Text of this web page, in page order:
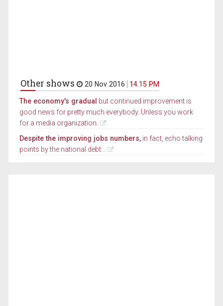
Other shows 20 Nov 2016 14.15 PM
The economy's gradual but continued improvement is
good news for pretty much everybody. Unless you work
for a media organization.
Despite the improving jobs numbers, in fact, echo talking
points by the national debt...